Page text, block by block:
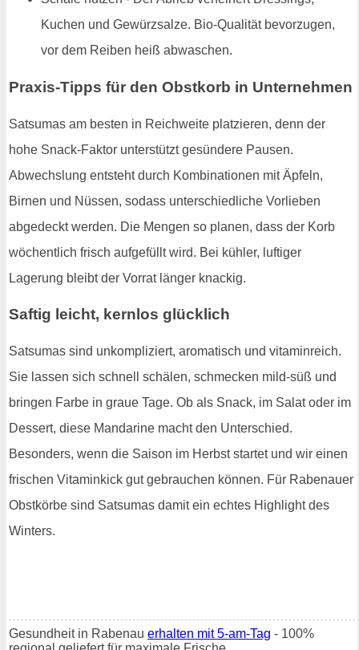
Kuchen und Gewürzsalze. Bio-Qualität bevorzugen,
vor dem Reiben heiß abwaschen.
Praxis-Tipps für den Obstkorb in Unternehmen
Satsumas am besten in Reichweite platzieren, denn der
hohe Snack-Faktor unterstützt gesündere Pausen.
Abwechslung entsteht durch Kombinationen mit Äpfeln,
Birnen und Nüssen, sodass unterschiedliche Vorlieben
abgedeckt werden. Die Mengen so planen, dass der Korb
wöchentlich frisch aufgefüllt wird. Bei kühler, luftiger
Lagerung bleibt der Vorrat länger knackig.
Saftig leicht, kernlos glücklich
Satsumas sind unkompliziert, aromatisch und vitaminreich.
Sie lassen sich schnell schälen, schmecken mild-süß und
bringen Farbe in graue Tage. Ob als Snack, im Salat oder im
Dessert, diese Mandarine macht den Unterschied.
Besonders, wenn die Saison im Herbst startet und wir einen
frischen Vitaminkick gut gebrauchen können. Für Rabenauer
Obstkörbe sind Satsumas damit ein echtes Highlight des
Winters.
Gesundheit in Rabenau erhalten mit 5-am-Tag - 100%